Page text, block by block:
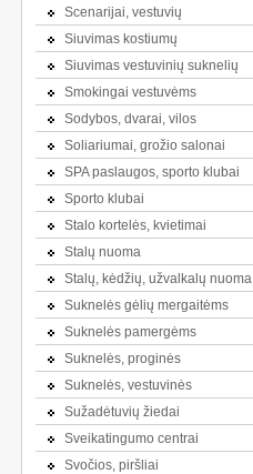
Scenarijai, vestuvių
Siuvimas kostiumų
Siuvimas vestuvinių suknelių
Smokingai vestuvėms
Sodybos, dvarai, vilos
Soliariumai, grožio salonai
SPA paslaugos, sporto klubai
Sporto klubai
Stalo kortelės, kvietimai
Stalų nuoma
Stalų, kėdžių, užvalkalų nuoma
Suknelės gėlių mergaitėms
Suknelės pamergėms
Suknelės, proginės
Suknelės, vestuvinės
Sužadėtuvių žiedai
Sveikatingumo centrai
Svočios, piršliai